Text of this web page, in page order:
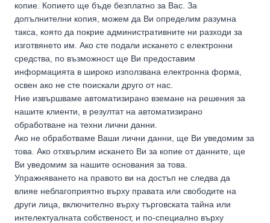
копие. Копието ще бъде безплатно за Вас. За
допълнителни копия, можем да Ви определим разумна
такса, която да покрие административните ни разходи за
изготвянето им. Ако сте подали искането с електронни
средства, по възможност ще Ви предоставим
информацията в широко използвана електронна форма,
освен ако не сте поискали друго от нас.
Ние извършваме автоматизирано вземане на решения за
нашите клиенти, в резултат на автоматизирано
обработване на техни лични данни.
Ако не обработваме Ваши лични данни, ще Ви уведомим за
това. Ако отхвърлим искането Ви за копие от данните, ще
Ви уведомим за нашите основания за това.
Упражняването на правото ви на достъп не следва да
влияе неблагоприятно върху правата или свободите на
други лица, включително върху търговската тайна или
интелектуалната собственост, и по-специално върху